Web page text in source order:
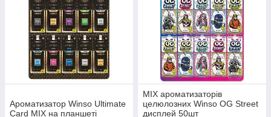
Ароматизатор Winso Ultimate
Card MIX на планшеті
MIX ароматизаторів
целюлозних Winso OG Street
дисплей 50шт